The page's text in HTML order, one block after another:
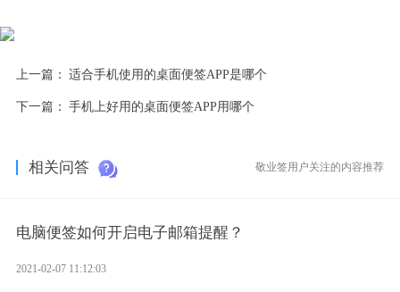
上一篇： 适合手机使用的桌面便签APP是哪个
下一篇： 手机上好用的桌面便签APP用哪个
相关问答 敬业签用户关注的内容推荐
电脑便签如何开启电子邮箱提醒？
2021-02-07 11:12:03